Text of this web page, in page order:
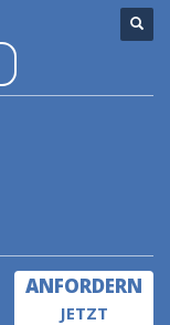
ANFORDERN
JETZT